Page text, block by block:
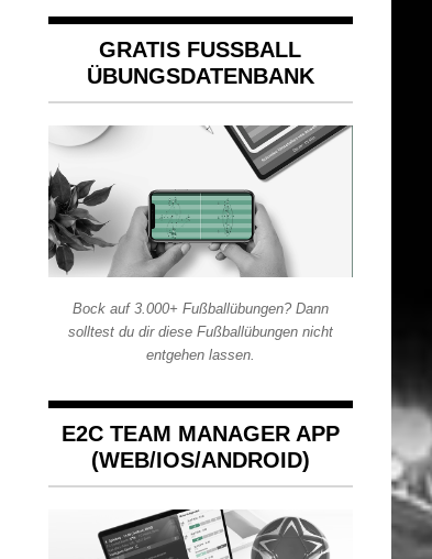
GRATIS FUSSBALL Ü
BUNGSDATENBANK
Bock auf 3.000+ Fußballübungen? Dann
solltest du dir diese Fußballübungen nicht
entgehen lassen.
E2C TEAM MANAGER APP
(WEB/IOS/ANDROID)